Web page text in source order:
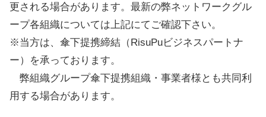
更される場合があります。最新の弊ネットワークグル
ープ各組織については上記にてご確認下さい。
※当方は、傘下提携締結（RisuPuビジネスパートナ
ー）を承っております。
弊組織グループ傘下提携組織・事業者様とも共同利
用する場合があります。